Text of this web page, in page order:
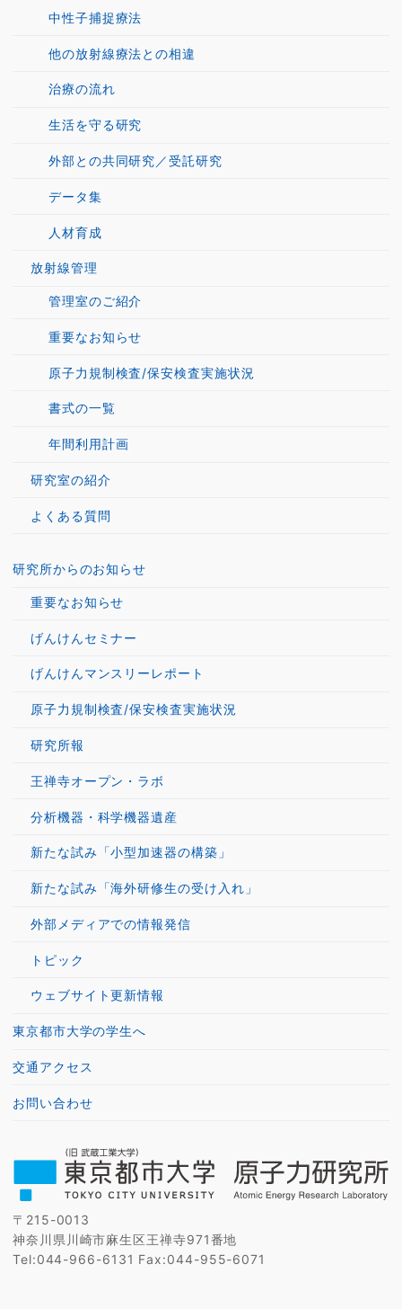
中性子捕捉療法
他の放射線療法との相違
治療の流れ
生活を守る研究
外部との共同研究／受託研究
データ集
人材育成
放射線管理
管理室のご紹介
重要なお知らせ
原子力規制検査/保安検査実施状況
書式の一覧
年間利用計画
研究室の紹介
よくある質問
研究所からのお知らせ
重要なお知らせ
げんけんセミナー
げんけんマンスリーレポート
原子力規制検査/保安検査実施状況
研究所報
王禅寺オープン・ラボ
分析機器・科学機器遺産
新たな試み「小型加速器の構築」
新たな試み「海外研修生の受け入れ」
外部メディアでの情報発信
トピック
ウェブサイト更新情報
東京都市大学の学生へ
交通アクセス
お問い合わせ
〒215-0013
神奈川県川崎市麻生区王禅寺971番地
Tel:044-966-6131 Fax:044-955-6071